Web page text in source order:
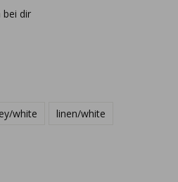
bei dir
white
linen/white